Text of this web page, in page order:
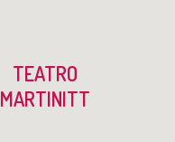
TEATRO
MARTINITT